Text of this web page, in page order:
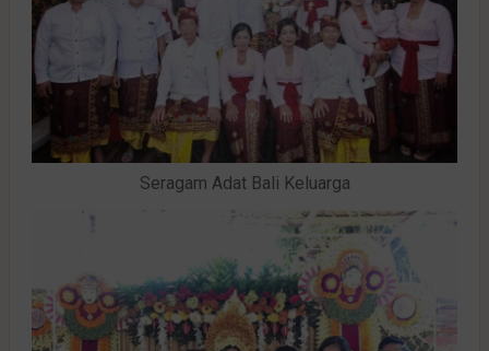
Seragam Adat Bali Keluarga